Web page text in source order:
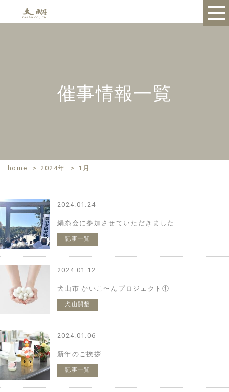
催事情報一覧
home > 2024年 > 1月
2024.01.24
絹糸会に参加させていただきました
記事一覧
2024.01.12
犬山市 かいこ〜んプロジェクト①
犬山開墾
2024.01.06
新年のご挨拶
記事一覧